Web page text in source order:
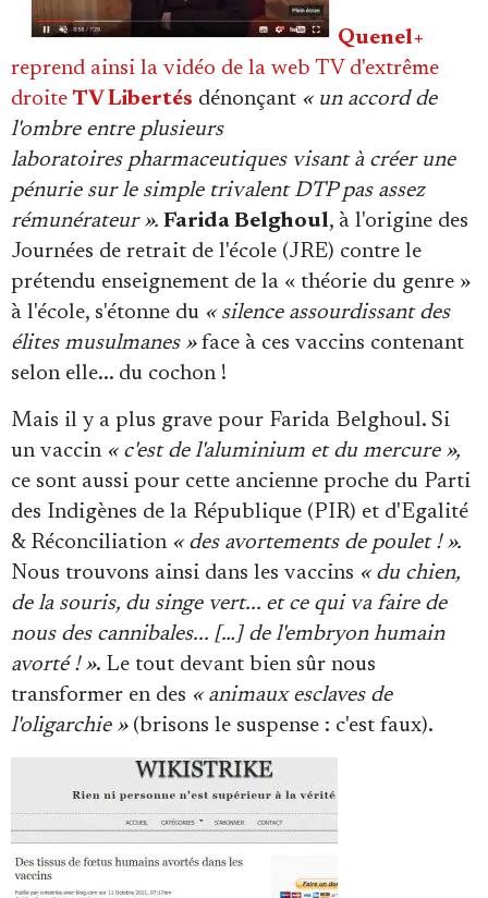
Quenel+
reprend ainsi la vidéo de la web TV d'extrême
droite TV Libertés dénonçant « un accord de
l'ombre entre plusieurs
laboratoires pharmaceutiques visant à créer une
pénurie sur le simple trivalent DTP pas assez
rémunérateur ». Farida Belghoul, à l'origine des
Journées de retrait de l'école (JRE) contre le
prétendu enseignement de la « théorie du genre »
à l'école, s'étonne du « silence assourdissant des
élites musulmanes »face à ces vaccins contenant
selon elle... du cochon !
Mais il y a plus grave pour Farida Belghoul. Si
un vaccin « c'est de l'aluminium et du mercure »,
ce sont aussi pour cette ancienne proche du Parti
des Indigènes de la République (PIR) et d'Egalité
& Réconciliation « des avortements de poulet ! ».
Nous trouvons ainsi dans les vaccins « du chien,
de la souris, du singe vert... et ce qui va faire de
nous des cannibales... […] de l'embryon humain
avorté ! ». Le tout devant bien sûr nous
transformer en des « animaux esclaves de
l'oligarchie »(brisons le suspense : c'est faux).